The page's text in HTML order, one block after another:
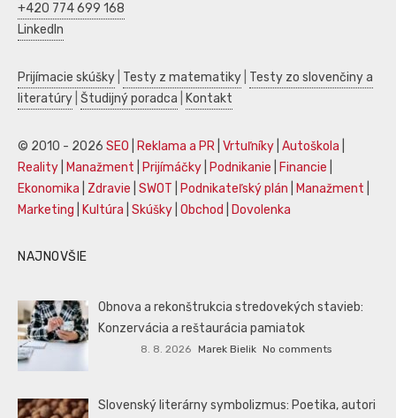
+420 774 699 168
LinkedIn
Prijímacie skúšky Testy z matematiky Testy zo slovenčiny a
literatúry Študijný poradca Kontakt
© 2010 - 2026 SEO Reklama a PR Vrtuľníky Autoškola
Reality
Manažment Prijímáčky Podnikanie Financie
Ekonomika
Zdravie SWOT Podnikateľský plán Manažment
Marketing
Kultúra Skúšky Obchod Dovolenka
NAJNOVŠIE
Obnova a rekonštrukcia stredovekých stavieb:
Konzervácia a reštaurácia pamiatok
8. 8. 2026 Marek Bielik No comments
Slovenský literárny symbolizmus: Poetika, autori